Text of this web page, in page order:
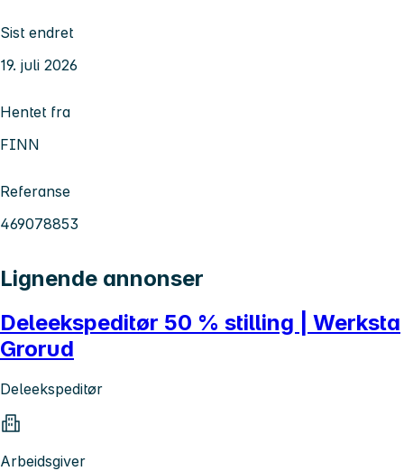
Sist endret
19. juli 2026
Hentet fra
FINN
Referanse
469078853
Lignende annonser
Deleekspeditør 50 % stilling | Werksta
Grorud
Deleekspeditør
Arbeidsgiver